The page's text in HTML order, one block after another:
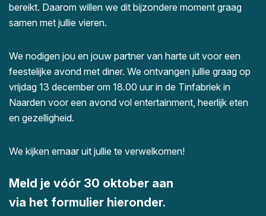
bereikt. Daarom willen we dit bijzondere moment graag
samen met jullie vieren.
We nodigen jou en jouw partner van harte uit voor een
feestelijke avond met diner. We ontvangen jullie graag op
vrijdag 13 december om 18.00 uur in de Tinfabriek in
Naarden voor een avond vol entertainment, heerlijk eten
en gezelligheid.
We kijken ernaar uit jullie te verwelkomen!
Meld je vóór 30 oktober aan
via het formulier hieronder.